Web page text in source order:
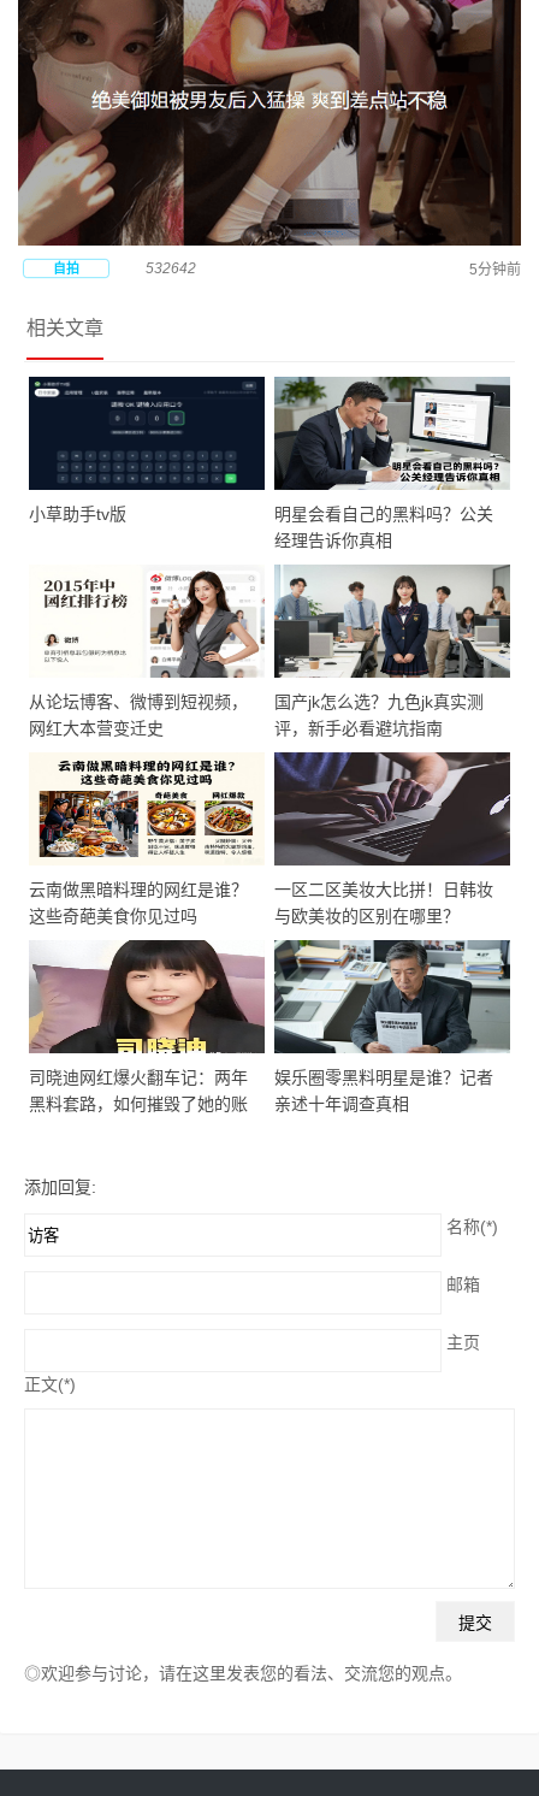
自拍 532642 5分钟前
相关文章
小草助手tv版
明星会看自己的黑料吗？公关
经理告诉你真相
从论坛博客、微博到短视频，
网红大本营变迁史
国产jk怎么选？九色jk真实测
评，新手必看避坑指南
云南做黑暗料理的网红是谁？
这些奇葩美食你见过吗
一区二区美妆大比拼！日韩妆
与欧美妆的区别在哪里？
司晓迪网红爆火翻车记：两年
黑料套路，如何摧毁了她的账
娱乐圈零黑料明星是谁？记者
亲述十年调查真相
添加回复:
名称(*)
邮箱
主页
正文(*)
◎欢迎参与讨论，请在这里发表您的看法、交流您的观点。